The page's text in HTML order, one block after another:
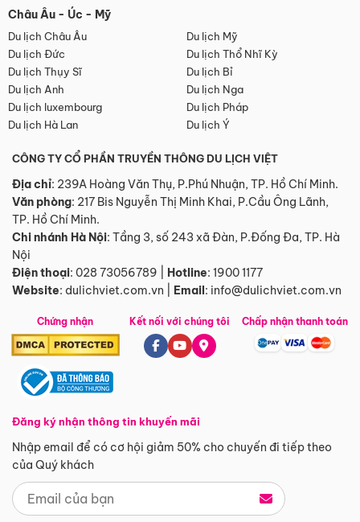
Châu Âu - Úc - Mỹ
Du lịch Châu Âu
Du lịch Mỹ
Du lịch Đức
Du lịch Thổ Nhĩ Kỳ
Du lịch Thụy Sĩ
Du lịch Bỉ
Du lịch Anh
Du lịch Nga
Du lịch luxembourg
Du lịch Pháp
Du lịch Hà Lan
Du lịch Ý
CÔNG TY CỔ PHẦN TRUYỀN THÔNG DU LỊCH VIỆT
Địa chỉ: 239A Hoàng Văn Thụ, P.Phú Nhuận, TP. Hồ Chí Minh.
Văn phòng: 217 Bis Nguyễn Thị Minh Khai, P.Cầu Ông Lãnh,
TP. Hồ Chí Minh.
Chi nhánh Hà Nội: Tầng 3, số 243 xã Đàn, P.Đống Đa, TP. Hà
Nội
Điện thoại: 028 73056789 Hotline: 1900 1177
Website: dulichviet.com.vn Email: info@dulichviet.com.vn
Chứng nhận
Đăng ký nhận thông tin khuyến mãi
Nhập email để có cơ hội giảm 50% cho chuyến đi tiếp theo
của Quý khách
Kết nối với chúng tôi Chấp nhận thanh toán